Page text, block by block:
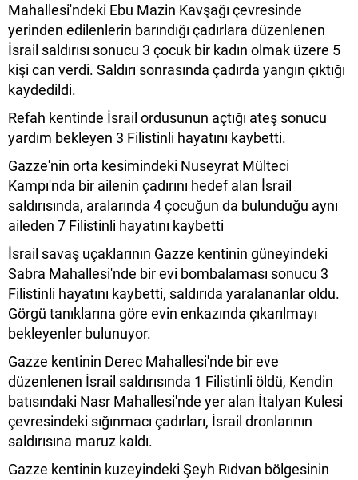
Mahallesi'ndeki Ebu Mazin Kavşağı çevresinde
yerinden edilenlerin barındığı çadırlara düzenlenen
İsrail saldırısı sonucu 3 çocuk bir kadın olmak üzere 5
kişi can verdi. Saldırı sonrasında çadırda yangın çıktığı
kaydedildi.
Refah kentinde İsrail ordusunun açtığı ateş sonucu
yardım bekleyen 3 Filistinli hayatını kaybetti.
Gazze'nin orta kesimindeki Nuseyrat Mülteci
Kampı'nda bir ailenin çadırını hedef alan İsrail
saldırısında, aralarında 4 çocuğun da bulunduğu aynı
aileden 7 Filistinli hayatını kaybetti
İsrail savaş uçaklarının Gazze kentinin güneyindeki
Sabra Mahallesi'nde bir evi bombalaması sonucu 3
Filistinli hayatını kaybetti, saldırıda yaralananlar oldu.
Görgü tanıklarına göre evin enkazında çıkarılmayı
bekleyenler bulunuyor.
Gazze kentinin Derec Mahallesi'nde bir eve
düzenlenen İsrail saldırısında 1 Filistinli öldü, Kendin
batısındaki Nasr Mahallesi'nde yer alan İtalyan Kulesi
çevresindeki sığınmacı çadırları, İsrail dronlarının
saldırısına maruz kaldı.
Gazze kentinin kuzeyindeki Şeyh Rıdvan bölgesinin